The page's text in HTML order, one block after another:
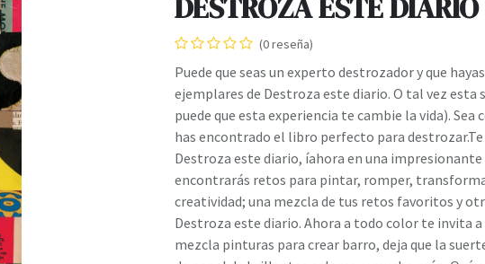
DESTROZA ESTE
(0 reseña)
Puede que seas un experto destrozador y que
ejemplares de Destroza este diario. O tal vez esta
puede que esta experiencia te cambie la vida). Sea
has encontrado el libro perfecto para
Destroza este diario, íahora en una
encontrarás retos para pintar, romper,
creatividad; una mezcla de tus retos favoritos y
Destroza este diario. Ahora a todo color te invita
mezcla pinturas para crear barro, deja que la